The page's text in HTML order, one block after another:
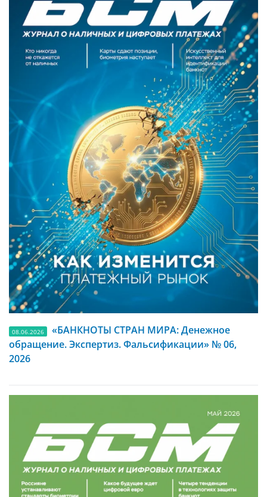
08.06.2026
«БАНКНОТЫ СТРАН МИРА: Денежное
обращение. Экспертиз. Фальсификации» № 06,
2026